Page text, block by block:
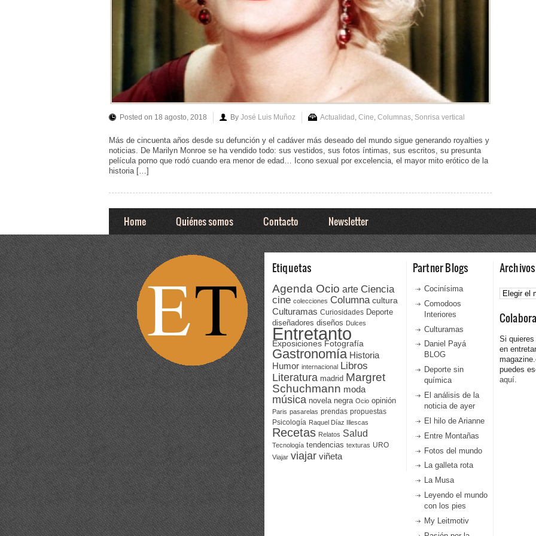
Posted on 18 agosto, 2018 By José Luis Muñoz Actualidad , Cine, Columnas, Sonrisa vertical
Más de cincuenta años desde su defunción y el cadáver más deseado del mundo sigue generando royalties y
noticias. De Marilyn Monroe se ha vendido todo: sus vestidos, sus fotos íntimas, sus escritos, su presunta
película porno que rodó cuando era menor de edad… Icono sexual por excelencia, el mayor mito erótico de la
historia […]
Home Quiénes somos Contacto Newsletter
Etiquetas
Agenda Ocio arte Ciencia
cine colecciones Columna cultura
Culturamas Curiosidades Deporte
diseñadores diseños Dulces
Entretanto
Exposiciones Fotografía
Gastronomía Historia
Humor internacional Libros
Literatura madrid Margret
Schuchmann moda
música novela negra Ocio opinión
Paris pasarelas prendas propuestas
Psicología Raquel Díaz Illescas
Recetas Relatos Salud
Tecnología tendencias texturas URO
Viajar viajar viñeta
Partner Blogs
Cocinísima
Comodoos
Interiores
Culturamas
Daniel Payá
BLOG
Deporte sin
química
El análisis de la
noticia de ayer
El hilo de Arianne
Entre Montañas
Fotos del mundo
La galleta rota
La Musa
Leyendo el mundo
con los pies
My Leitmotiv
Archivos
Archivos
Si quieres
en
puedes
aquí.